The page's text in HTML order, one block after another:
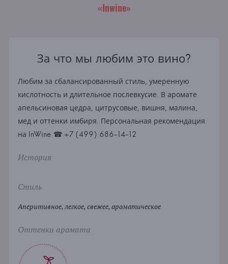
«Inwine»
За что мы любим это вино?
Любим за сбалансированный стиль, умеренную
кислотность и длительное послевкусие. В аромате
апельсиновая цедра, цитрусовые, вишня, малина,
мед и оттенки имбиря. Персональная рекомендация
на InWine ☎ +7 (499) 686-14-12
История
Стиль
Аперитивное, легкое, свежее, ароматическое
Оттенки аромата